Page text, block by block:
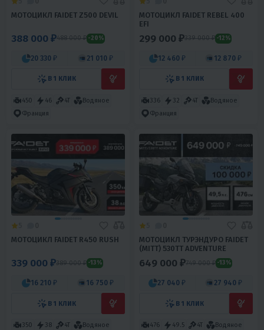
МОТОЦИКЛ FAIDET Z500 DEVIL
388 000 ₽488 000 ₽ -20%
20 330 ₽ 21 010 ₽
В 1 КЛИК
450 46 4T
Водяное
Франция
МОТОЦИКЛ FAIDET REBEL 400
EFI
299 000 ₽339 000 ₽ -12%
12 460 ₽ 12 870 ₽
В 1 КЛИК
336 32 4T
Водяное
Франция
МОТОЦИКЛ FAIDET R450 RUSH
339 000 ₽389 000 ₽ -13%
16 210 ₽ 16 750 ₽
В 1 КЛИК
350 38 4T
Водяное
МОТОЦИКЛ ТУРЭНДУРО FAIDET
(MITT) 530TT ADVENTURE
649 000 ₽749 000 ₽ -13%
27 040 ₽ 27 940 ₽
В 1 КЛИК
476 49.5 4T
Водяное